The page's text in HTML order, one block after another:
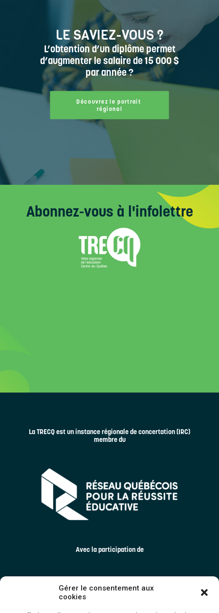
Gérer le consentement aux
cookies
LE SAVIEZ-VOUS ?
L’obtention d’un diplôme permet
d’augmenter le salaire de 15 000 $
par année ?
Découvrez le portrait
régional
Abonnez-vous à l'infolettre
La TRECQ est un instance régionale de concertation (IRC)
membre du
Avec la participation de